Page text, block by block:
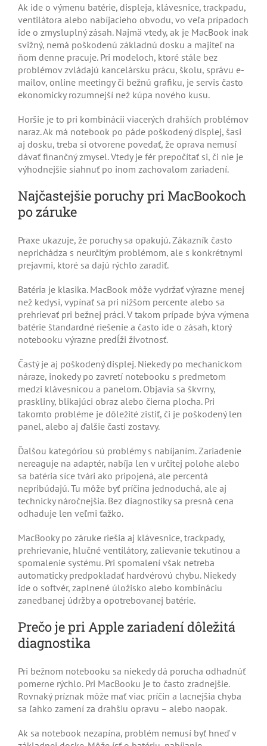
Ak ide o výmenu batérie, displeja, klávesnice, trackpadu,
ventilátora alebo nabíjacieho obvodu, vo veľa prípadoch
ide o zmysluplný zásah. Najmä vtedy, ak je MacBook inak
svižný, nemá poškodenú základnú dosku a majiteľ na
ňom denne pracuje. Pri modeloch, ktoré stále bez
problémov zvládajú kancelársku prácu, školu, správu e-
mailov, online meetingy či bežnú grafiku, je servis často
ekonomicky rozumnejší než kúpa nového kusu.
Horšie je to pri kombinácii viacerých drahších problémov
naraz. Ak má notebook po páde poškodený displej, šasi
aj dosku, treba si otvorene povedať, že oprava nemusí
dávať finančný zmysel. Vtedy je fér prepočítať si, či nie je
výhodnejšie siahnuť po inom zachovalom zariadení.
Najčastejšie poruchy pri MacBookoch
po záruke
Praxe ukazuje, že poruchy sa opakujú. Zákazník často
neprichádza s neurčitým problémom, ale s konkrétnymi
prejavmi, ktoré sa dajú rýchlo zaradiť.
Batéria je klasika. MacBook môže vydržať výrazne menej
než kedysi, vypínať sa pri nižšom percente alebo sa
prehrievať pri bežnej práci. V takom prípade býva výmena
batérie štandardné riešenie a často ide o zásah, ktorý
notebooku výrazne predĺži životnosť.
Častý je aj poškodený displej. Niekedy po mechanickom
náraze, inokedy po zavretí notebooku s predmetom
medzi klávesnicou a panelom. Objavia sa škvrny,
praskliny, blikajúci obraz alebo čierna plocha. Pri
takomto probléme je dôležité zistiť, či je poškodený len
panel, alebo aj ďalšie časti zostavy.
Ďalšou kategóriou sú problémy s nabíjaním. Zariadenie
nereaguje na adaptér, nabíja len v určitej polohe alebo
sa batéria síce tvári ako pripojená, ale percentá
nepribúdajú. Tu môže byť príčina jednoduchá, ale aj
technicky náročnejšia. Bez diagnostiky sa presná cena
odhaduje len veľmi ťažko.
MacBooky po záruke riešia aj klávesnice, trackpady,
prehrievanie, hlučné ventilátory, zalievanie tekutinou a
spomalenie systému. Pri spomalení však netreba
automaticky predpokladať hardvérovú chybu. Niekedy
ide o softvér, zaplnené úložisko alebo kombináciu
zanedbanej údržby a opotrebovanej batérie.
Prečo je pri Apple zariadení dôležitá
diagnostika
Pri bežnom notebooku sa niekedy dá porucha odhadnúť
pomerne rýchlo. Pri MacBooku je to často zradnejšie.
Rovnaký príznak môže mať viac príčin a lacnejšia chyba
sa ľahko zamení za drahšiu opravu – alebo naopak.
Ak sa notebook nezapína, problém nemusí byť hneď v